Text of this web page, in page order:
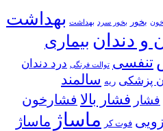
خون بخور بخور سرد بهداشت بهداشت
و دندان بیماری
تنفسی توالت فرنگی درد دندان
پزشکی ریه سالمند
فشار فشار بالا فشارخون
فوت کر ماساژ ماساژ